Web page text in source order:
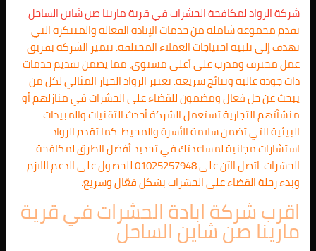
شركة الرواد لمكافحة الحشرات في قرية مارينا صن شاين الساحل
تقدم مجموعة شاملة من خدمات الإبادة الفعالة والمبتكرة التي
تهدف إلى تلبية احتياجات العملاء المختلفة. تتميز الشركة بفريق
عمل محترف ومدرب على أعلى مستوى، مما يضمن تقديم خدمات
ذات جودة عالية ونتائج سريعة. تعتبر الرواد الخيار المثالي لكل من
يبحث عن حل فعال ومضمون للقضاء على الحشرات في منازلهم أو
منشآتهم التجارية.تستعمل الشركة أحدث التقنيات والمبيدات
البيئية التي تضمن سلامة الأسرة والمحيط. كما تقدم الرواد
استشارات مجانية لمساعدتك في تحديد أفضل الطرق لمكافحة
الحشرات. اتصل الآن على 01025257948 للحصول على الدعم اللازم
وبدء رحلة القضاء على الحشرات بشكل فعّال وسريع.
اقرب شركة ابادة الحشرات في قرية
مارينا صن شاين الساحل